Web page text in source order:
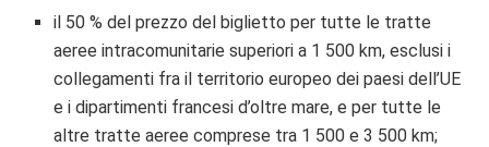
il 50 % del prezzo del biglietto per tutte le tratte
aeree intracomunitarie superiori a 1 500 km, esclusi i
collegamenti fra il territorio europeo dei paesi dell’UE
e i dipartimenti francesi d’oltre mare, e per tutte le
altre tratte aeree comprese tra 1 500 e 3 500 km;